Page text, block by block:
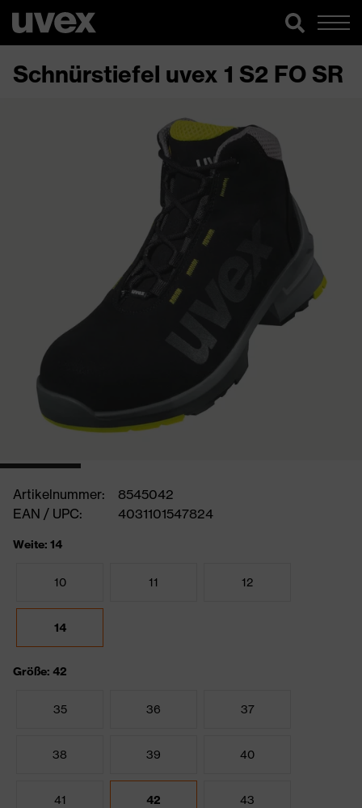
Schnürstiefel uvex 1 S2 FO SR
Artikelnummer:
8545042
EAN / UPC:
4031101547824
Weite: 14
10 11 12
14
Größe: 42
35 36 37
38 39 40
41 42 43